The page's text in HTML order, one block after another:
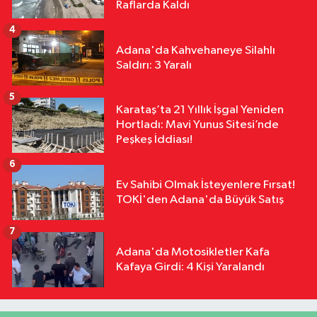
Raflarda Kaldı
Adana'da Kahvehaneye Silahlı
Saldırı: 3 Yaralı
4
Karataş’ta 21 Yıllık İşgal Yeniden
Hortladı: Mavi Yunus Sitesi’nde
Peşkeş İddiası!
5
Ev Sahibi Olmak İsteyenlere Fırsat!
TOKİ'den Adana'da Büyük Satış
6
Adana'da Motosikletler Kafa
Kafaya Girdi: 4 Kişi Yaralandı
7